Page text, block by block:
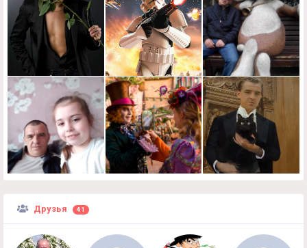
Друзья 41